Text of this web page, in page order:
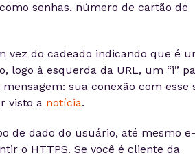
senhas, número de cartão de
vez do cadeado indicando que é
logo à esquerda da URL, um “i”
sua conexão com esse
visto a notícia.
de dado do usuário, até mesmo e-
o HTTPS. Se você é cliente da